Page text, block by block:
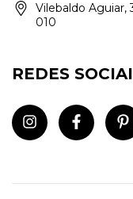
Vilebaldo Aguiar,
010
REDES